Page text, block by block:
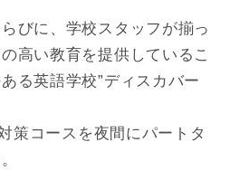
びに、学校スタッフが揃っ
高い教育を提供しているこ
る英語学校”ディスカバー
策コースを夜間にパートタ